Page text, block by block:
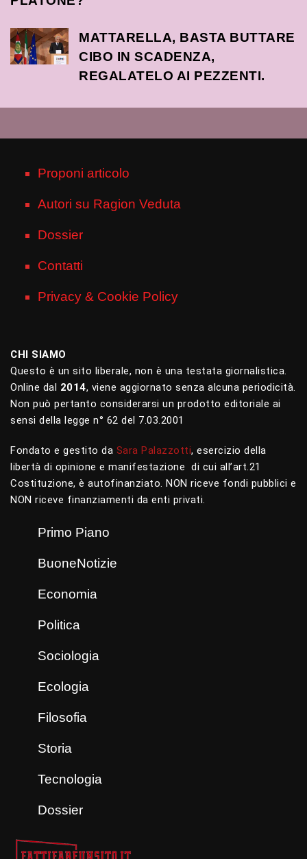
MATTARELLA, BASTA BUTTARE
CIBO IN SCADENZA,
REGALATELO AI PEZZENTI.
Proponi articolo
Autori su Ragion Veduta
Dossier
Contatti
Privacy & Cookie Policy
CHI SIAMO
Questo è un sito liberale, non è una testata giornalistica.
Online dal 2014, viene aggiornato senza alcuna periodicità.
Non può pertanto considerarsi un prodotto editoriale ai
sensi della legge n° 62 del 7.03.2001
Fondato e gestito da Sara Palazzotti, esercizio della
libertà di opinione e manifestazione di cui all’art.21
Costituzione, è autofinanziato. NON riceve fondi pubblici e
NON riceve finanziamenti da enti privati.
Primo Piano
BuoneNotizie
Economia
Politica
Sociologia
Ecologia
Filosofia
Storia
Tecnologia
Dossier